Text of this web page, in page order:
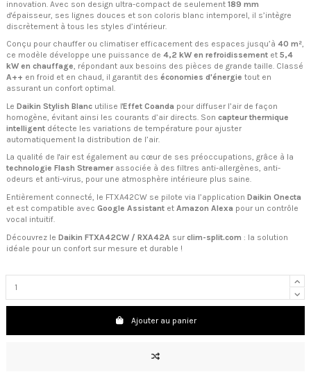
innovation. Avec son design ultra-compact de seulement 189 mm
d'épaisseur, ses lignes douces et son coloris blanc intemporel, il s’intègre
discrètement à tous les styles d’intérieur.
Conçu pour chauffer ou climatiser efficacement des espaces jusqu’à 40 m²,
ce modèle développe une puissance de 4,2 kW en refroidissement et 5,4
kW en chauffage, répondant aux besoins des pièces de grande taille. Classé
A++ en froid et en chaud, il garantit des économies d'énergie tout en
assurant un confort optimal.
Le Daikin Stylish Blanc utilise l'Effet Coanda pour diffuser l’air de façon
homogène, évitant ainsi les courants d’air directs. Son capteur thermique
intelligent détecte les variations de température pour ajuster
automatiquement la distribution de l’air.
La qualité de l'air est également au cœur de ses préoccupations, grâce à la
technologie Flash Streamerassociée à des filtres anti-allergènes, anti-
odeurs et anti-virus, pour une atmosphère intérieure plus saine.
Entièrement connecté, le FTXA42CW se pilote via l’application Daikin Onecta
et est compatible avec Google Assistant et Amazon Alexa pour un contrôle
vocal intuitif.
Découvrez le Daikin FTXA42CW / RXA42A sur clim-split.com : la solution
idéale pour un confort sur mesure et durable !
Ajouter au panier